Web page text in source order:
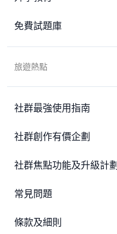
免費試題庫
旅遊熱點
社群最強使用指南
社群創作有價企劃
社群焦點功能及升級計劃
常見問題
條款及細則